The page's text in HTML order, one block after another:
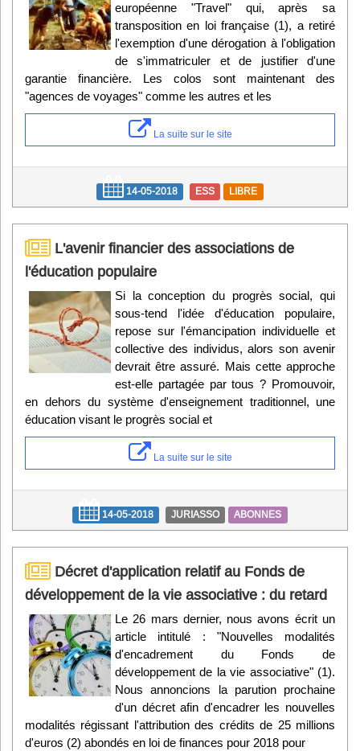
européenne "Travel" qui, après sa
transposition en loi française (1), a retiré
l'exemption d'une dérogation à l'obligation
de s'immatriculer et de justifier d'une
garantie financière. Les colos sont maintenant des
"agences de voyages" comme les autres et les
La suite sur le site
14-05-2018 ESS LIBRE
L'avenir financier des associations de
l'éducation populaire
Si la conception du progrès social, qui
sous-tend l'idée d'éducation populaire,
repose sur l'émancipation individuelle et
collective des individus, alors son avenir
devrait être assuré. Mais cette approche
est-elle partagée par tous ? Promouvoir,
en dehors du système d'enseignement traditionnel, une
éducation visant le progrès social et
La suite sur le site
14-05-2018 JURIASSO ABONNES
Décret d'application relatif au Fonds de
développement de la vie associative : du retard
Le 26 mars dernier, nous avons écrit un
article intitulé : "Nouvelles modalités
d'encadrement du Fonds de
développement de la vie associative" (1).
Nous annoncions la parution prochaine
d'un décret afin d'encadrer les nouvelles
modalités régissant l'attribution des crédits de 25 millions
d'euros (2) abondés en loi de finances pour 2018 pour